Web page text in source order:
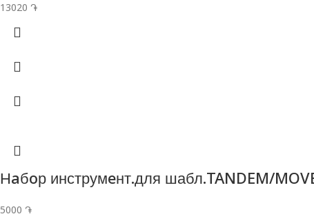
13020 ֏
Нaбoр инструмeнт.для шабл.TANDEM/
5000 ֏